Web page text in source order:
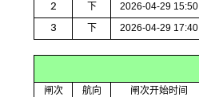
2 下 2026-04-29 15:50
3 下 2026-04-29 17:40
闸次 航向 闸次开始时间